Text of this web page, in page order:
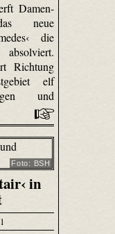
Damen-
neue
die
Richtung
elf
und
Foto: BSH
in